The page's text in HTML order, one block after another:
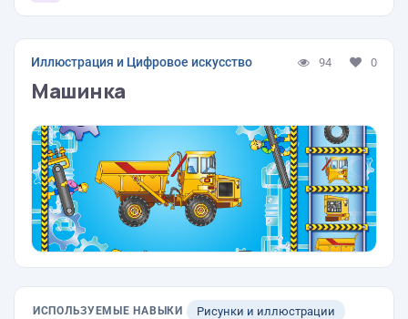
Иллюстрация и Цифровое искусство 94 0
Машинка
ИСПОЛЬЗУЕМЫЕ НАВЫКИ Рисунки и иллюстрации